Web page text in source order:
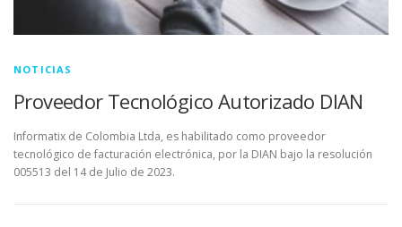
NOTICIAS
Proveedor Tecnológico Autorizado DIAN
Informatix de Colombia Ltda, es habilitado como proveedor
tecnológico de facturación electrónica, por la DIAN bajo la resolución
005513 del 14 de Julio de 2023.